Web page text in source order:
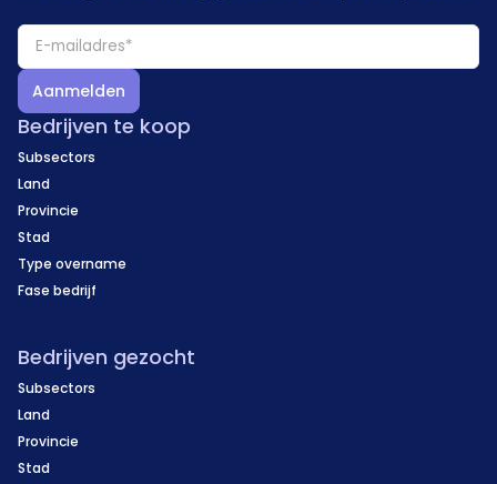
Aanmelden
Bedrijven te koop
Subsectors
Land
Provincie
Stad
Type overname
Fase bedrijf
Bedrijven gezocht
Subsectors
Land
Provincie
Stad